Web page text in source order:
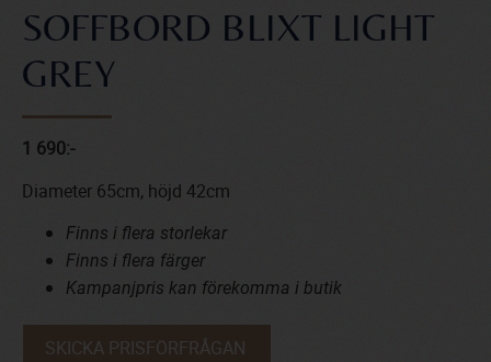
SOFFBORD BLIXT LIGHT
GREY
1 690:-
Diameter 65cm, höjd 42cm
Finns i flera storlekar
Finns i flera färger
Kampanjpris kan förekomma i butik
SKICKA PRISFÖRFRÅGAN